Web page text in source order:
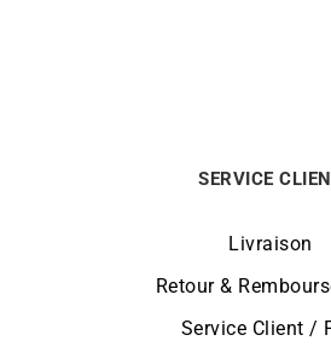
SERVICE
Livraison
Retour &
Service Client /